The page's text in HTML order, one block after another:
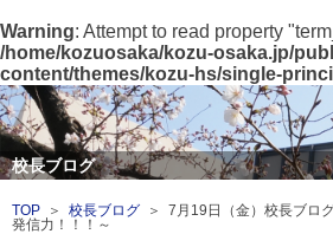
Warning: Attempt to read property
/home/kozuosaka/kozu-osaka.jp/
content/themes/kozu-hs/single-
校長ブログ
TOP ＞ 校長ブログ ＞ 7月19日（金）校長ブロ
発信力！！！～